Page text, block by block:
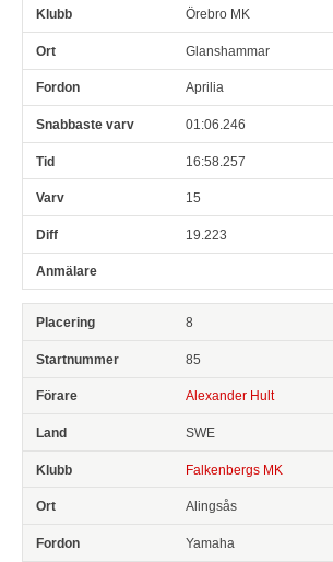
Örebro MK
Glanshammar
Aprilia
01:06.246
16:58.257
15
19.223
8
85
Alexander Hult
SWE
Falkenbergs MK
Alingsås
Yamaha